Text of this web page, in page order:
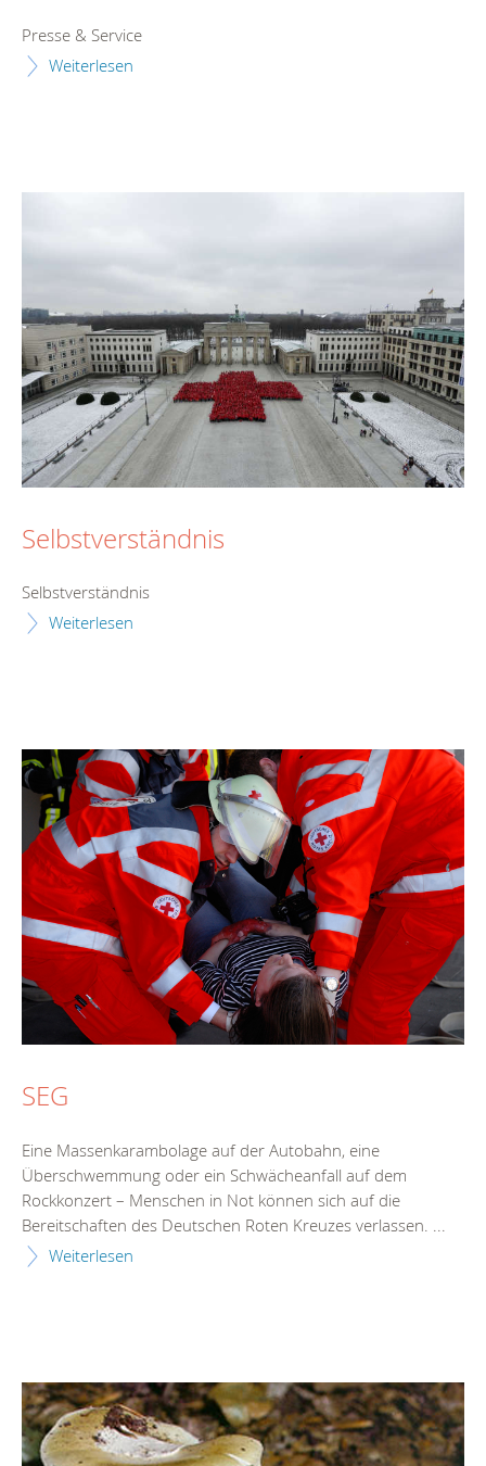
Presse & Service
Weiterlesen
Selbstverständnis
Selbstverständnis
Weiterlesen
SEG
Eine Massenkarambolage auf der Autobahn, eine
Überschwemmung oder ein Schwächeanfall auf dem
Rockkonzert – Menschen in Not können sich auf die
Bereitschaften des Deutschen Roten Kreuzes verlassen. ...
Weiterlesen